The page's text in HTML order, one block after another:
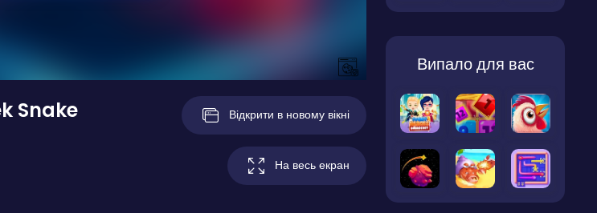
Snake
Відкрити в новому вікні
На весь екран
Випало для вас